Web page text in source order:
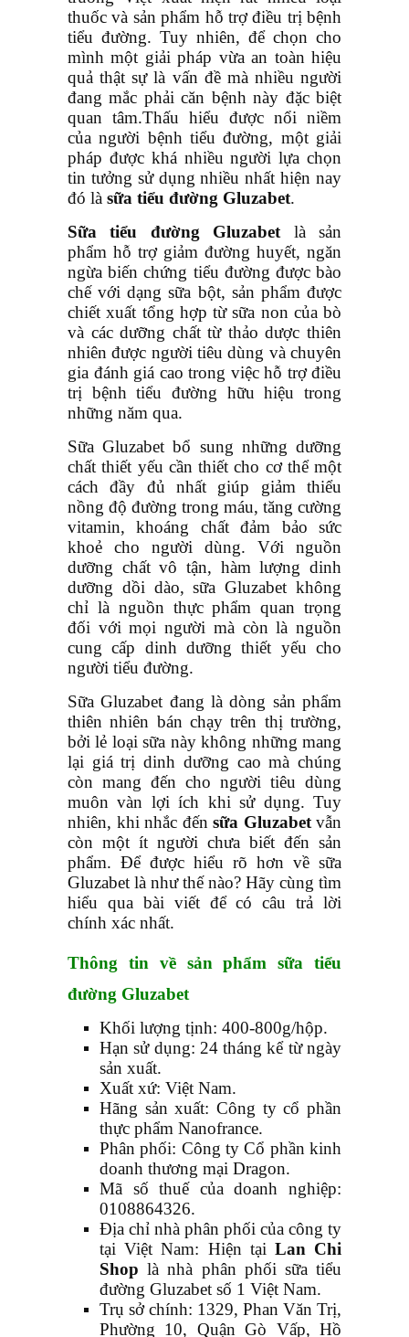
thuốc và sản phẩm hỗ trợ điều trị bệnh
tiểu đường. Tuy nhiên, để chọn cho
mình một giải pháp vừa an toàn hiệu
quả thật sự là vấn đề mà nhiều người
đang mắc phải căn bệnh này đặc biệt
quan tâm.Thấu hiểu được nổi niềm
của người bệnh tiểu đường, một giải
pháp được khá nhiều người lựa chọn
tin tưởng sử dụng nhiều nhất hiện nay
đó là sữa tiểu đường Gluzabet.
Sữa tiểu đường Gluzabet là sản
phẩm hỗ trợ giảm đường huyết, ngăn
ngừa biến chứng tiểu đường được bào
chế với dạng sữa bột, sản phẩm được
chiết xuất tổng hợp từ sữa non của bò
và các dưỡng chất từ thảo dược thiên
nhiên được người tiêu dùng và chuyên
gia đánh giá cao trong việc hỗ trợ điều
trị bệnh tiểu đường hữu hiệu trong
những năm qua.
Sữa Gluzabet bổ sung những dưỡng
chất thiết yếu cần thiết cho cơ thể một
cách đầy đủ nhất giúp giảm thiểu
nồng độ đường trong máu, tăng cường
vitamin, khoáng chất đảm bảo sức
khoẻ cho người dùng. Với nguồn
dưỡng chất vô tận, hàm lượng dinh
dưỡng dồi dào, sữa Gluzabet không
chỉ là nguồn thực phẩm quan trọng
đối với mọi người mà còn là nguồn
cung cấp dinh dưỡng thiết yếu cho
người tiểu đường.
Sữa Gluzabet đang là dòng sản phẩm
thiên nhiên bán chạy trên thị trường,
bởi lẻ loại sữa này không những mang
lại giá trị dinh dưỡng cao mà chúng
còn mang đến cho người tiêu dùng
muôn vàn lợi ích khi sử dụng. Tuy
nhiên, khi nhắc đến sữa Gluzabetvẫn
còn một ít người chưa biết đến sản
phẩm. Để được hiểu rõ hơn về sữa
Gluzabet là như thế nào? Hãy cùng tìm
hiểu qua bài viết để có câu trả lời
chính xác nhất.
Thông tin về sản phẩm sữa tiểu
đường Gluzabet
Khối lượng tịnh: 400-800g/hộp.
Hạn sử dụng: 24 tháng kể từ ngày
sản xuất.
Xuất xứ: Việt Nam.
Hãng sản xuất: Công ty cổ phần
thực phẩm Nanofrance.
Phân phối: Công ty Cổ phần kinh
doanh thương mại Dragon.
Mã số thuế của doanh nghiệp:
0108864326.
Địa chỉ nhà phân phối của công ty
tại Việt Nam: Hiện tại Lan Chi
Shop là nhà phân phối sữa tiểu
đường Gluzabet số 1 Việt Nam.
Trụ sở chính: 1329, Phan Văn Trị,
Phường 10, Quận Gò Vấp, Hồ